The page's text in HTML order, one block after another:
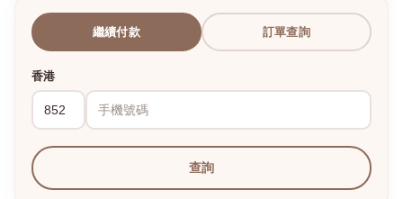
繼續付款 訂單查詢
香港
查詢